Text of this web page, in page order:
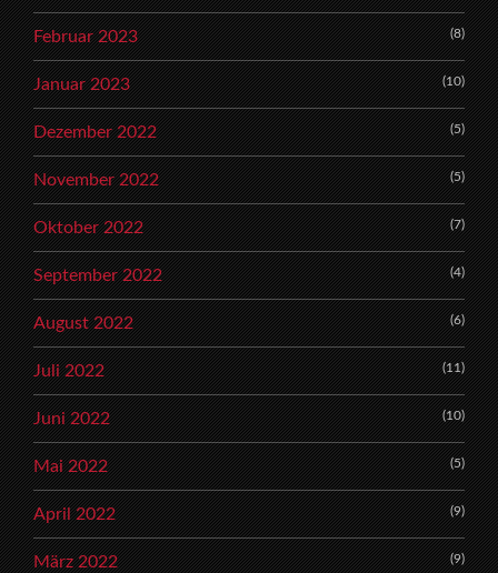
Februar 2023 (8)
Januar 2023 (10)
Dezember 2022 (5)
November 2022 (5)
Oktober 2022 (7)
September 2022 (4)
August 2022 (6)
Juli 2022 (11)
Juni 2022 (10)
Mai 2022 (5)
April 2022 (9)
März 2022 (9)